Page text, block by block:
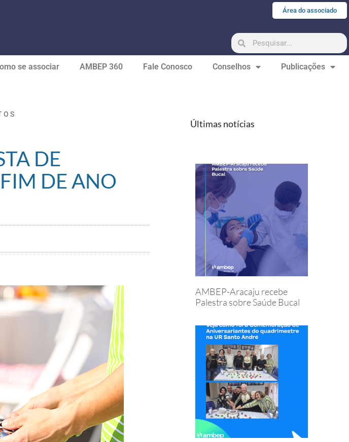
Área do associado
se associar AMBEP 360 Fale Conosco Conselhos Publicações
DE
DE ANO
Últimas notícias
AMBEP-Aracaju recebe
Palestra sobre Saúde Bucal